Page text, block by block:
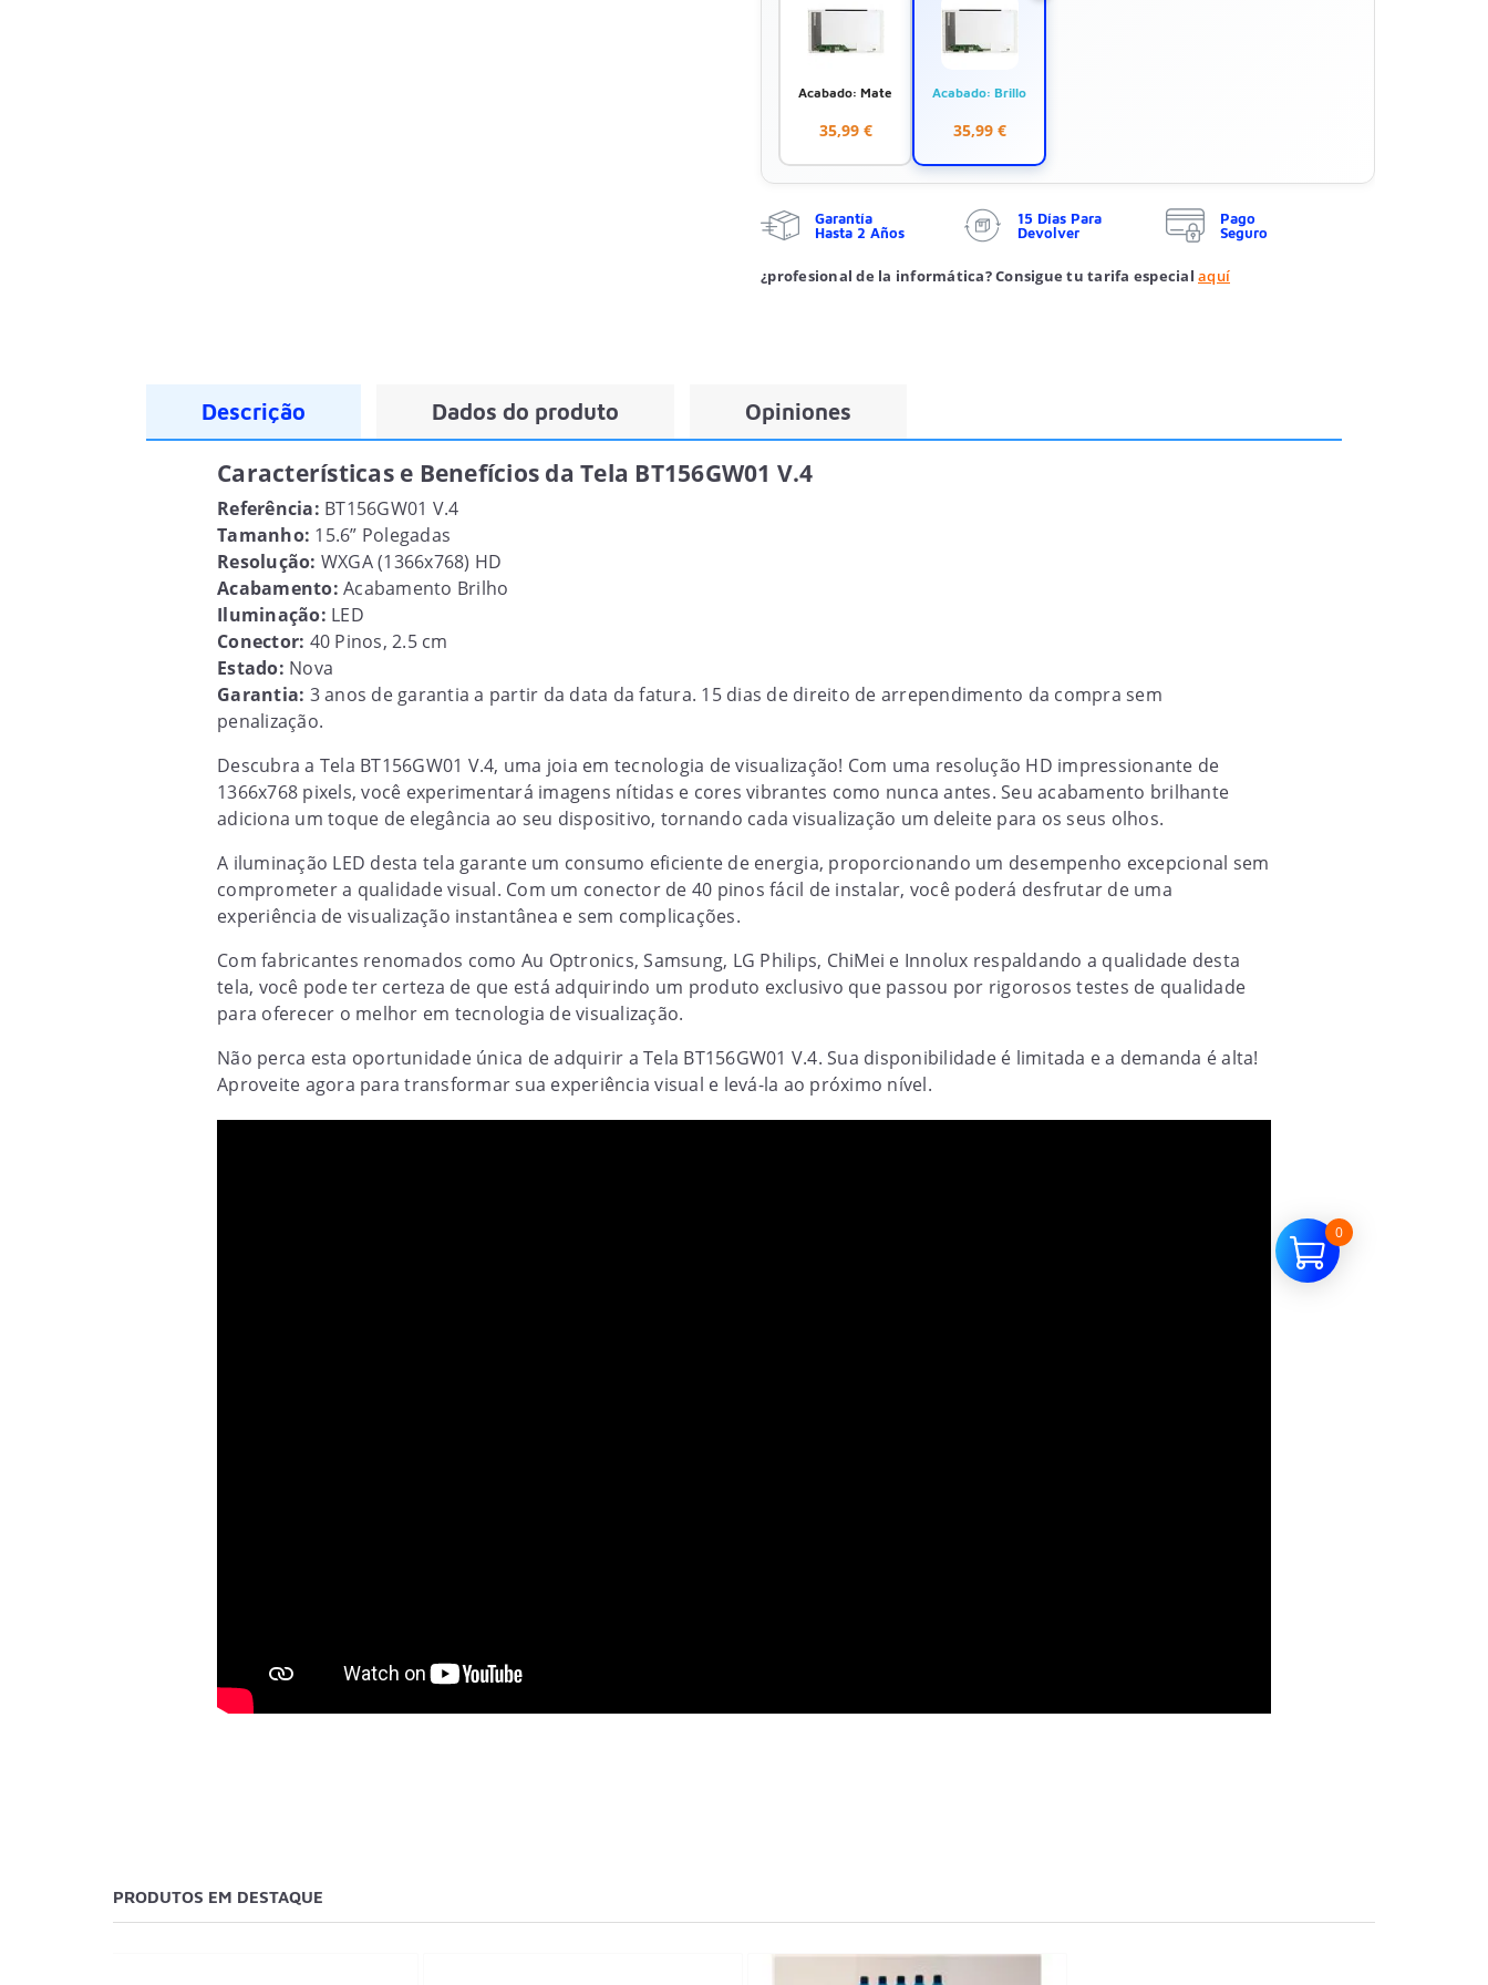
Acabado: Mate
35,99 €
Acabado: Brillo
35,99 €
Garantía
Hasta 2 Años
15 Días Para
Devolver
Pago
Seguro
¿profesional de la informática? Consigue tu tarifa especial aquí
Descrição Dados do produto Opiniones
Características e Benefícios da Tela BT156GW01 V.4
Referência: BT156GW01 V.4
Tamanho: 15.6” Polegadas
Resolução: WXGA (1366x768) HD
Acabamento: Acabamento Brilho
Iluminação: LED
Conector: 40 Pinos, 2.5 cm
Estado: Nova
Garantia: 3 anos de garantia a partir da data da fatura. 15 dias de direito de arrependimento da compra sem
penalização.
Descubra a Tela BT156GW01 V.4, uma joia em tecnologia de visualização! Com uma resolução HD impressionante de
1366x768 pixels, você experimentará imagens nítidas e cores vibrantes como nunca antes. Seu acabamento brilhante
adiciona um toque de elegância ao seu dispositivo, tornando cada visualização um deleite para os seus olhos.
A iluminação LED desta tela garante um consumo eficiente de energia, proporcionando um desempenho excepcional sem
comprometer a qualidade visual. Com um conector de 40 pinos fácil de instalar, você poderá desfrutar de uma
experiência de visualização instantânea e sem complicações.
Com fabricantes renomados como Au Optronics, Samsung, LG Philips, ChiMei e Innolux respaldando a qualidade desta
tela, você pode ter certeza de que está adquirindo um produto exclusivo que passou por rigorosos testes de qualidade
para oferecer o melhor em tecnologia de visualização.
Não perca esta oportunidade única de adquirir a Tela BT156GW01 V.4. Sua disponibilidade é limitada e a demanda é alta!
Aproveite agora para transformar sua experiência visual e levá-la ao próximo nível.
PRODUTOS EM DESTAQUE
0